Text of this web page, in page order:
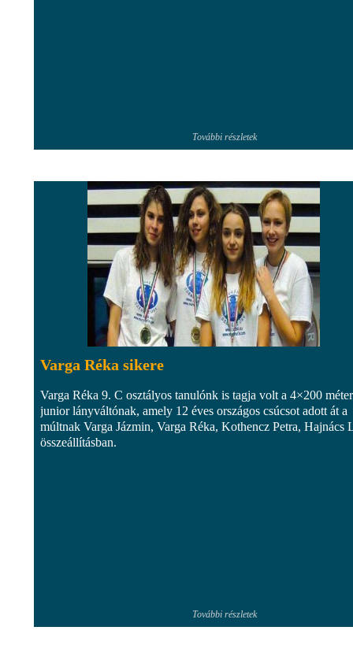
További részletek
Varga Réka sikere
Varga Réka 9. C osztályos tanulónk is tagja volt a 4×200
junior lányváltónak, amely 12 éves országos csúcsot adott át a
múltnak Varga Jázmin, Varga Réka, Kothencz Petra, Hajnács
összeállításban.
További részletek